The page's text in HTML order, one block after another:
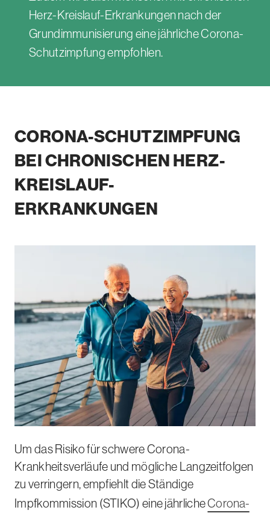
Herz-Kreislauf-Erkrankungen nach der
Grundimmunisierung eine jährliche Corona-
Schutzimpfung empfohlen.
CORONA-SCHUTZIMPFUNG
BEICHRONISCHEN HERZ-
KREISLAUF-
ERKRANKUNGEN
Um das Risiko für schwere Corona-
Krankheitsverläufe und mögliche Langzeitfolgen
zu verringern, empfiehlt die Ständige
Impfkommission (STIKO) eine jährlicheCorona-